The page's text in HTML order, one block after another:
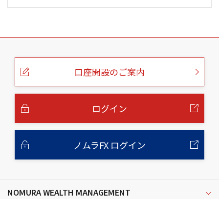
こ
口座開設のご案内
ログイン
ノムラFX ログイン
NOMURA WEALTH MANAGEMENT